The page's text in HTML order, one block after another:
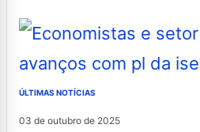
ÚLTIMAS NOTÍCIAS
03 de outubro de 2025